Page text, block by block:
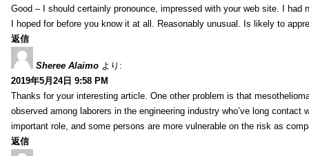
Good – I should certainly pronounce, impressed with your web site. I
I hoped for before you know it at all. Reasonably unusual. Is likely to
返信
Sheree Alaimo より:
2019年5月24日 9:58 PM
Thanks for your interesting article. One other problem is that
observed among laborers in the engineering industry who’ve long
important role, and some persons are more vulnerable on the risk as
返信